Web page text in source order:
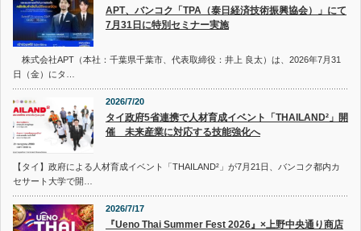
APT、バンコク「TPA（泰日経済技術振興協会）」にて
7月31日に特別セミナー実施
株式会社APT（本社：千葉県千葉市、代表取締役：井上 良太）は、2026年7月31
日（金）にタ…
2026/7/20
タイ政府5省連携で人材育成イベント「THAILAND²」開
催 未来産業に対応する技能強化へ
【タイ】政府による人材育成イベント「THAILAND²」が7月21日、バンコク都内カ
セサート大学で開…
2026/7/17
『Ueno Thai Summer Fest 2026』×上野中央通り商店